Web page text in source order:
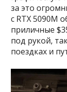
за это
с RTX 5090M
приличные
под рукой,
поездках и